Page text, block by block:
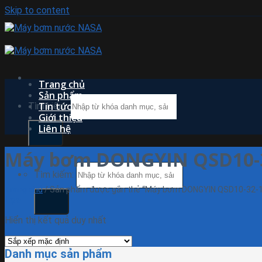
Skip to content
Tìm kiếm:
Tìm kiếm:
Trang chủ
Sản phẩm
Tin tức
Giới thiệu
Liên hệ
Máy bơm DONGYIN
Trang chủ/Sản phẩm được gắn thẻ “Máy bơm DONGYIN QSD10-32-
Hiển thị kết quả duy nhất
Danh mục sản phẩm